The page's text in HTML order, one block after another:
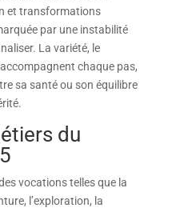
et transformations
par une instabilité
La variété, le
chaque pas,
sa santé ou son équilibre
du
vocations telles que la
l’exploration, la